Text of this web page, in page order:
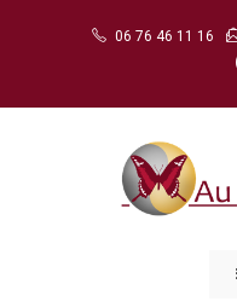
06 76 46 11 16